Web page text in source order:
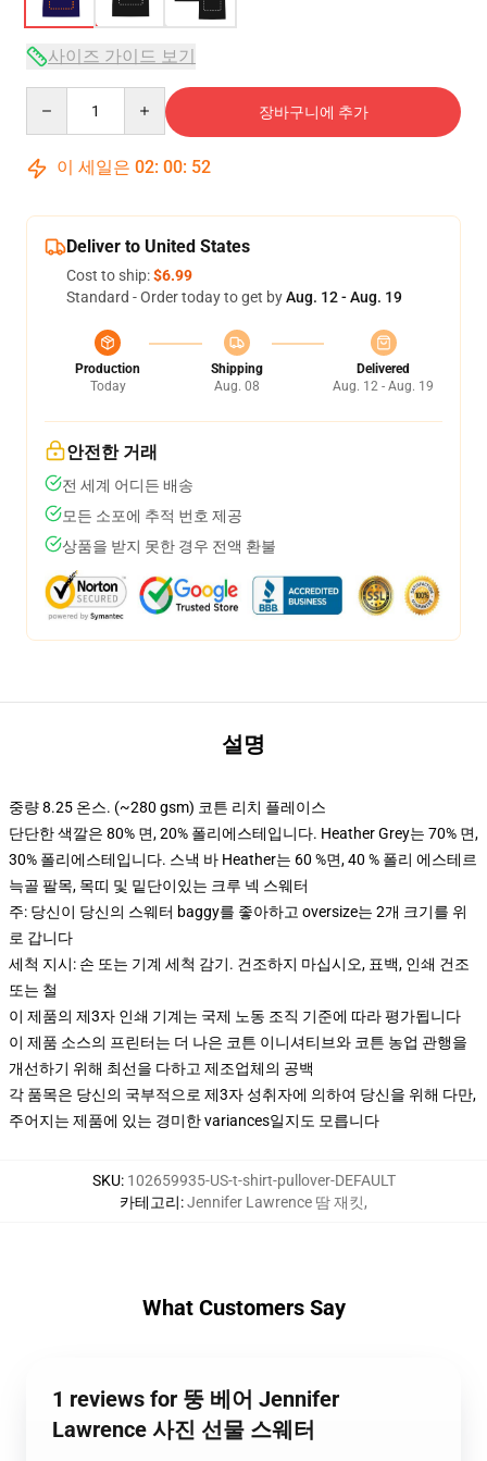
사이즈 가이드 보기
장바구니에 추가
이 세일은 02: 00: 51
Deliver to United States
Cost to ship:$6.99
Standard - Order today to get byAug. 12 - Aug. 19
Production
Today
Shipping
Aug. 08
Delivered
Aug. 12 - Aug. 19
안전한 거래
전 세계 어디든 배송
모든 소포에 추적 번호 제공
상품을 받지 못한 경우 전액 환불
설명
중량 8.25 온스. (~280 gsm) 코튼 리치 플레이스
단단한 색깔은 80% 면, 20% 폴리에스테입니다. Heather Grey는 70% 면,
30% 폴리에스테입니다. 스낵 바 Heather는 60 %면, 40 % 폴리 에스테르
늑골 팔목, 목띠 및 밑단이있는 크루 넥 스웨터
주: 당신이 당신의 스웨터 baggy를 좋아하고 oversize는 2개 크기를 위
로 갑니다
세척 지시: 손 또는 기계 세척 감기. 건조하지 마십시오, 표백, 인쇄 건조
또는 철
이 제품의 제3자 인쇄 기계는 국제 노동 조직 기준에 따라 평가됩니다
이 제품 소스의 프린터는 더 나은 코튼 이니셔티브와 코튼 농업 관행을
개선하기 위해 최선을 다하고 제조업체의 공백
각 품목은 당신의 국부적으로 제3자 성취자에 의하여 당신을 위해 다만,
주어지는 제품에 있는 경미한 variances일지도 모릅니다
SKU: 102659935-US-t-shirt-pullover-DEFAULT
카테고리:Jennifer Lawrence 땀 재킷,
What Customers Say
1 reviews for 뚱 베어 Jennifer
Lawrence 사진 선물 스웨터